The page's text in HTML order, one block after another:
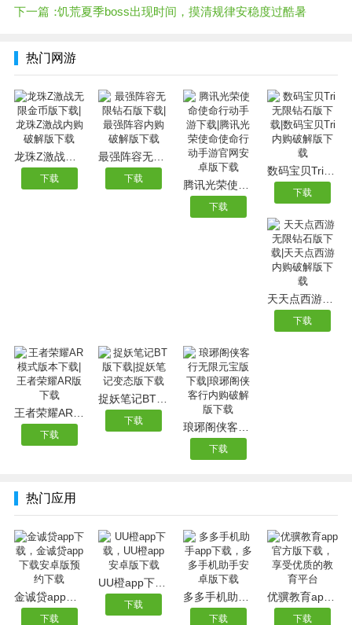
下一篇：饥荒夏季boss出现时间，摸清规律安稳度过酷暑
热门网游
龙珠Z激战无限金币版下载|龙珠Z激战内购破解版下载
下载 下载
下载
下载
下载
下载
下载
下载
热门应用
金诚贷app下载，金诚贷app下载安卓版预约下载
下载
下载
下载 下载